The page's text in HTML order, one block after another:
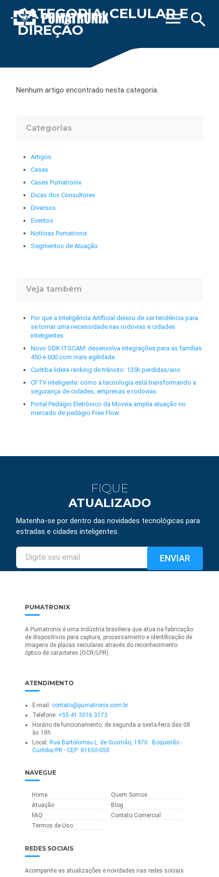
search
menu
CATEGORIA: CELULAR E
DIREÇÃO
Nenhum artigo encontrado nesta categoria.
Categorias
Artigos
Cases
Cases Pumatronix
Dicas dos Consultores
Diversos
Eventos
Notícias Pumatronix
Segmentos de Atuação
Veja também
Por que a Inteligência Artificial deixou de ser tendência para
se tornar uma necessidade nas rodovias e cidades
inteligentes
Novo SDK ITSCAM: desenvolva integrações para as famílias
450 e 600 com mais agilidade
Curitiba lidera ranking de trânsito: 135h perdidas/ano
CFTV inteligente: como a tecnologia está transformando a
segurança de cidades, empresas e rodovias
Portal Pedágio Eletrônico da Movvia amplia atuação no
mercado de pedágio Free Flow
FIQUE
ATUALIZADO
Matenha-se por dentro das novidades tecnológicas para
estradas e cidades inteligentes.
PUMATRONIX
A Pumatronix é uma indústria brasileira que atua na fabricação
de dispositivos para captura, processamento e identificação de
imagens de placas veiculares através do reconhecimento
óptico de caracteres (OCR/LPR).
ATENDIMENTO
E-mail: contato@pumatronix.com.br
Telefone: +55 41 3016 3173
Horário de funcionamento: de segunda a sexta-feira das 08
às 18h
Local: Rua Bartolomeu L. de Gusmão, 1970 . Boqueirão -
Curitiba/PR - CEP: 81650-050
NAVEGUE
Home
Quem Somos
Atuação
Blog
FAQ
Contato Comercial
Termos de Uso
REDES SOCIAIS
Acompanhe as atualizações e novidades nas redes sociais: